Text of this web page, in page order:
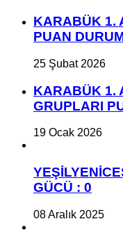
KARABÜK 1.
PUAN
25 Şubat 2026
KARABÜK 1.
GRUPLARI
19 Ocak 2026
GÜCÜ : 0
08 Aralık 2025